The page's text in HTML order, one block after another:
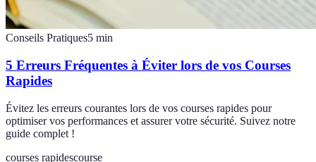
Conseils Pratiques5 min
5 Erreurs Fréquentes à Éviter lors de vos Courses
Rapides
Évitez les erreurs courantes lors de vos courses rapides pour
optimiser vos performances et assurer votre sécurité. Suivez notre
guide complet !
courses rapidescourse